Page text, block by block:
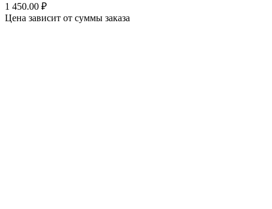
1 450.00 ₽
Цена зависит от суммы заказа